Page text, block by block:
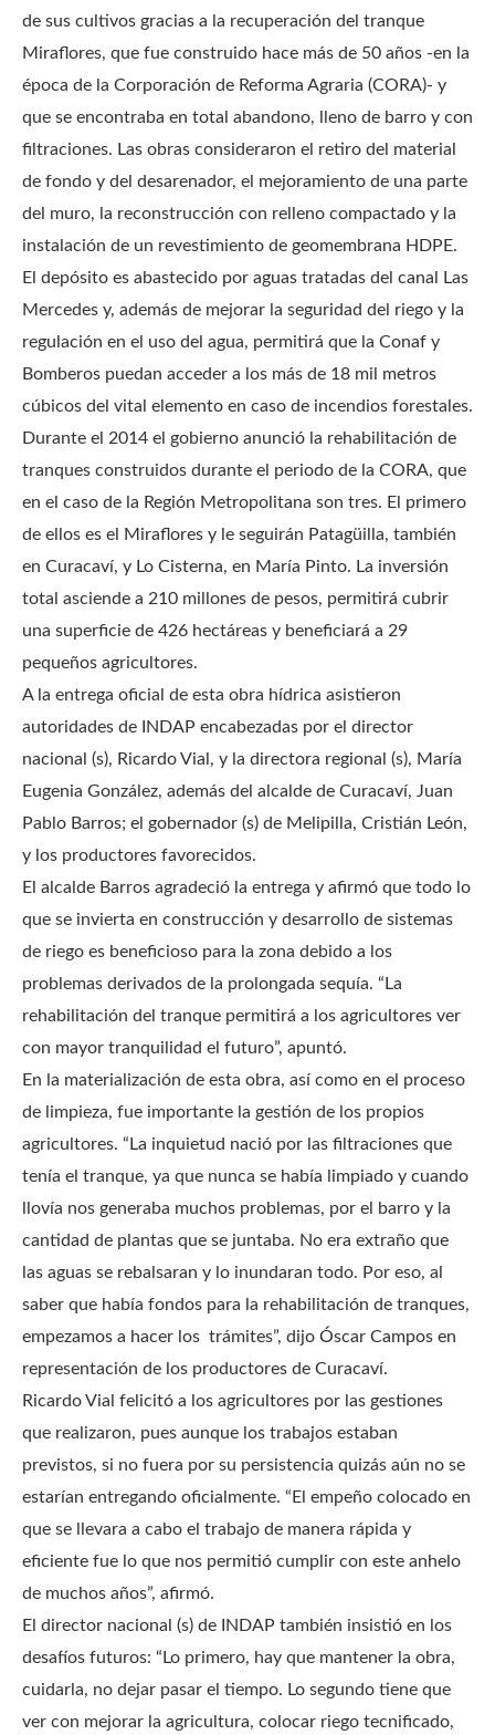
de sus cultivos gracias a la recuperación del tranque
Miraflores, que fue construido hace más de 50 años -en la
época de la Corporación de Reforma Agraria (CORA)- y
que se encontraba en total abandono, lleno de barro y con
filtraciones. Las obras consideraron el retiro del material
de fondo y del desarenador, el mejoramiento de una parte
del muro, la reconstrucción con relleno compactado y la
instalación de un revestimiento de geomembrana HDPE.
El depósito es abastecido por aguas tratadas del canal Las
Mercedes y, además de mejorar la seguridad del riego y la
regulación en el uso del agua, permitirá que la Conaf y
Bomberos puedan acceder a los más de 18 mil metros
cúbicos del vital elemento en caso de incendios forestales.
Durante el 2014 el gobierno anunció la rehabilitación de
tranques construidos durante el periodo de la CORA, que
en el caso de la Región Metropolitana son tres. El primero
de ellos es el Miraflores y le seguirán Patagüilla, también
en Curacaví, y Lo Cisterna, en María Pinto. La inversión
total asciende a 210 millones de pesos, permitirá cubrir
una superficie de 426 hectáreas y beneficiará a 29
pequeños agricultores.
A la entrega oficial de esta obra hídrica asistieron
autoridades de INDAP encabezadas por el director
nacional (s), Ricardo Vial, y la directora regional (s), María
Eugenia González, además del alcalde de Curacaví, Juan
Pablo Barros; el gobernador (s) de Melipilla, Cristián León,
y los productores favorecidos.
El alcalde Barros agradeció la entrega y afirmó que todo lo
que se invierta en construcción y desarrollo de sistemas
de riego es beneficioso para la zona debido a los
problemas derivados de la prolongada sequía. “La
rehabilitación del tranque permitirá a los agricultores ver
con mayor tranquilidad el futuro”, apuntó.
En la materialización de esta obra, así como en el proceso
de limpieza, fue importante la gestión de los propios
agricultores. “La inquietud nació por las filtraciones que
tenía el tranque, ya que nunca se había limpiado y cuando
llovía nos generaba muchos problemas, por el barro y la
cantidad de plantas que se juntaba. No era extraño que
las aguas se rebalsaran y lo inundaran todo. Por eso, al
saber que había fondos para la rehabilitación de tranques,
empezamos a hacer los trámites”, dijo Óscar Campos en
representación de los productores de Curacaví.
Ricardo Vial felicitó a los agricultores por las gestiones
que realizaron, pues aunque los trabajos estaban
previstos, si no fuera por su persistencia quizás aún no se
estarían entregando oficialmente. “El empeño colocado en
que se llevara a cabo el trabajo de manera rápida y
eficiente fue lo que nos permitió cumplir con este anhelo
de muchos años”, afirmó.
El director nacional (s) de INDAP también insistió en los
desafíos futuros: “Lo primero, hay que mantener la obra,
cuidarla, no dejar pasar el tiempo. Lo segundo tiene que
ver con mejorar la agricultura, colocar riego tecnificado,